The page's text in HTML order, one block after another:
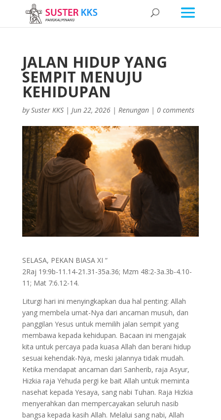
JALAN HIDUP YANG
SEMPIT MENUJU
KEHIDUPAN
bySuster KKS| Jun 22, 2026| Renungan| 0 comments
SELASA, PEKAN BIASA XI “
2Raj 19:9b-11.14-21.31-35a.36; Mzm 48:2-3a.3b-4.10-
11; Mat 7:6.12-14.
Liturgi hari ini menyingkapkan dua hal penting: Allah
yang membela umat-Nya dari ancaman musuh, dan
panggilan Yesus untuk memilih jalan sempit yang
membawa kepada kehidupan. Bacaan ini mengajak
kita untuk percaya pada kuasa Allah dan berani hidup
sesuai kehendak-Nya, meski jalannya tidak mudah.
Ketika mendapat ancaman dari Sanherib, raja Asyur,
Hizkia raja Yehuda pergi ke bait Allah untuk meminta
nasehat kepada Yesaya, sang nabi Tuhan. Raja Hizkia
menyerahkan dan mempercayakan seluruh nasib
bangsa kepada kasih Allah. Melalui sang nabi, Allah